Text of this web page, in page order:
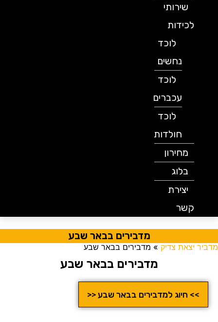
שירותי
לכידות
לוכד
נחשים
לוכד
עכברים
לוכד
חולדות
מחירון
בלוג
יצירת
קשר
מדבירים בבאר שבע
מדביר יצאת צדיק » מדבירים בבאר שבע
מדבירים בבאר שבע
>> חיוג למדבירים בבאר שבע <<